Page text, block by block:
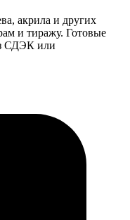
акрила и других
и тиражу. Готовые
СДЭК или